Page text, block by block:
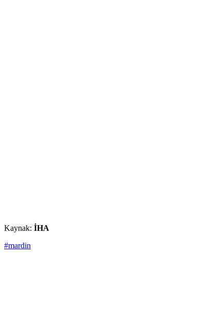
Kaynak: İHA
#mardin